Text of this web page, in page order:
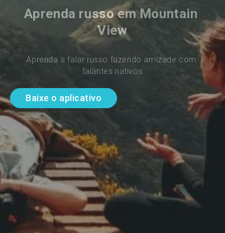
Aprenda russo em Mountain
View
Aprenda a falar russo fazendo amizade com
falantes nativos
Baixe o aplicativo